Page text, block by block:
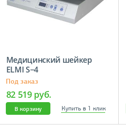
Медицинский шейкер
ELMI S−4
Под заказ
82 519 руб.
В корзину Купить в 1 клик